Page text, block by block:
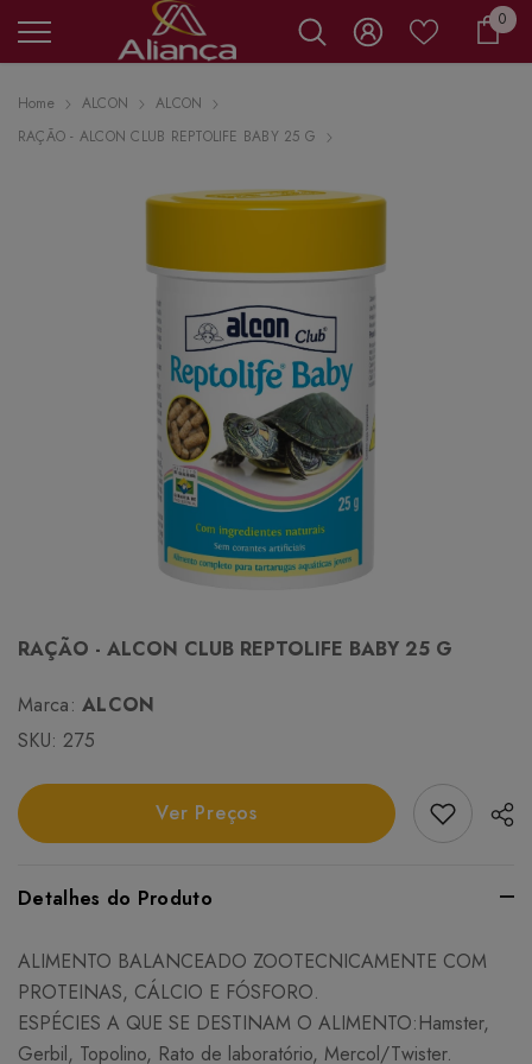
00
Home ALCON
ALCON
RAÇÃO - ALCON CLUB REPTOLIFE BABY 25 G
RAÇÃO - ALCON CLUB REPTOLIFE BABY 25 G
Marca: ALCON
SKU: 275
Ver Preços Add
Detalhes do Produto
ALIMENTO BALANCEADO ZOOTECNICAMENTE COM
PROTEINAS, CÁLCIO E FÓSFORO.
ESPÉCIES A QUE SE DESTINAM O ALIMENTO:Hamster,
Gerbil, Topolino, Rato de laboratório, Mercol/Twister.